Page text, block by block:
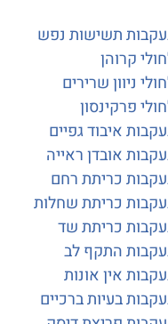
נפש
שרירים
גפיים
ראייה
רחם
שחלות
שד
לב
אונות
ברכיים